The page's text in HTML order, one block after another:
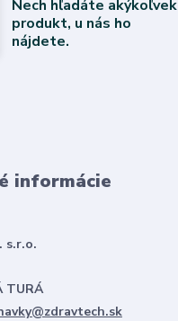
Nech hľadáte akýkoľvek
produkt, u nás ho
nájdete.
informácie
s.r.o.
TURÁ